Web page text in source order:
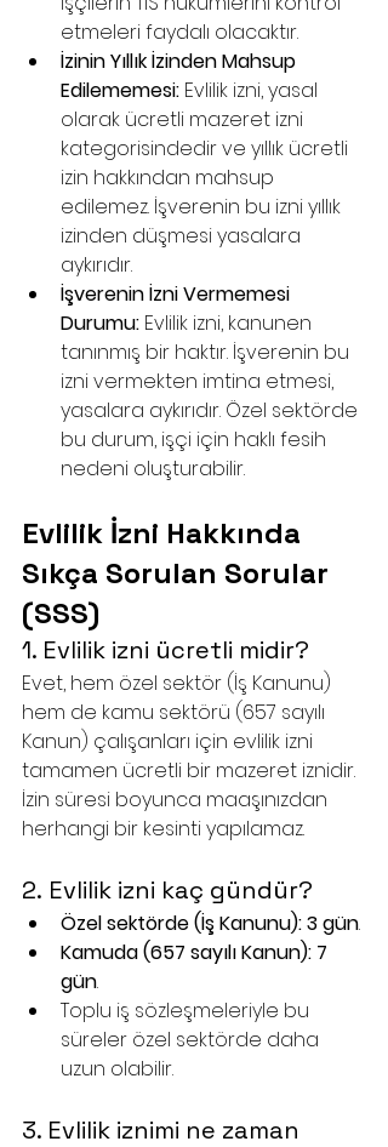
etmeleri faydalı olacaktır.
İzinin Yıllık İzinden Mahsup
Edilememesi: Evlilik izni, yasal
olarak ücretli mazeret izni
kategorisindedir ve yıllık ücretli
izin hakkından mahsup
edilemez. İşverenin bu izni yıllık
izinden düşmesi yasalara
aykırıdır.
İşverenin İzni Vermemesi
Durumu: Evlilik izni, kanunen
tanınmış bir haktır. İşverenin bu
izni vermekten imtina etmesi,
yasalara aykırıdır. Özel sektörde
bu durum, işçi için haklı fesih
nedeni oluşturabilir.
Evlilik İzni Hakkında
Sıkça Sorulan Sorular
(SSS)
1. Evlilik izni ücretli midir?
Evet, hem özel sektör (İş Kanunu)
hem de kamu sektörü (657 sayılı
Kanun) çalışanları için evlilik izni
tamamen ücretli bir mazeret iznidir.
İzin süresi boyunca maaşınızdan
herhangi bir kesinti yapılamaz.
2. Evlilik izni kaç gündür?
Özel sektörde (İş Kanunu):3 gün.
Kamuda (657 sayılı Kanun): 7
gün.
Toplu iş sözleşmeleriyle bu
süreler özel sektörde daha
uzun olabilir.
3. Evlilik iznimi ne zaman